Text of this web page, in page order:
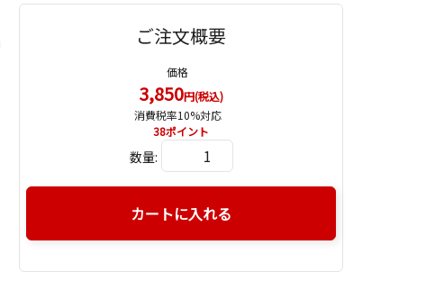
ご注文概要
価格
3,850円(税込)
消費税率10%対応
38ポイント
数量:
カートに入れる